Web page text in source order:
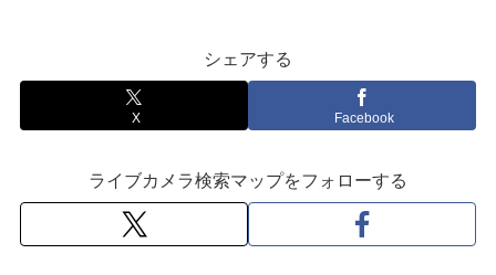
シェアする
X Facebook
ライブカメラ検索マップをフォローする